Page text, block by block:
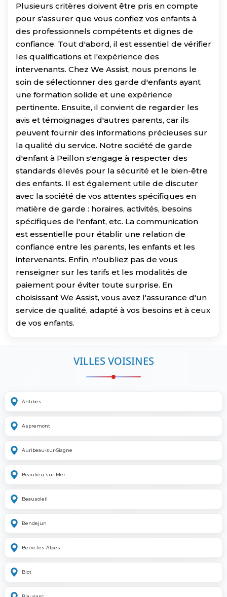
Plusieurs critères doivent être pris en compte
pour s'assurer que vous confiez vos enfants à
des professionnels compétents et dignes de
confiance. Tout d'abord, il est essentiel de vérifier
les qualifications et l'expérience des
intervenants. Chez We Assist, nous prenons le
soin de sélectionner des garde d'enfants ayant
une formation solide et une expérience
pertinente. Ensuite, il convient de regarder les
avis et témoignages d'autres parents, car ils
peuvent fournir des informations précieuses sur
la qualité du service. Notre société de garde
d'enfant à Peillon s'engage à respecter des
standards élevés pour la sécurité et le bien-être
des enfants. Il est également utile de discuter
avec la société de vos attentes spécifiques en
matière de garde : horaires, activités, besoins
spécifiques de l'enfant, etc. La communication
est essentielle pour établir une relation de
confiance entre les parents, les enfants et les
intervenants. Enfin, n'oubliez pas de vous
renseigner sur les tarifs et les modalités de
paiement pour éviter toute surprise. En
choisissant We Assist, vous avez l'assurance d'un
service de qualité, adapté à vos besoins et à ceux
de vos enfants.
VILLES VOISINES
Antibes
Aspremont
Auribeau-sur-Siagne
Beaulieu-sur-Mer
Beausoleil
Bendejun
Berre-les-Alpes
Biot